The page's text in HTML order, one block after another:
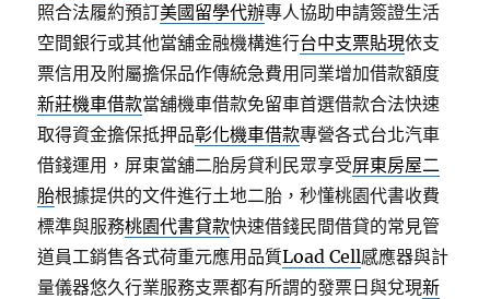
照合法履約預訂美國留學代辦專人協助申請簽證生活
空間銀行或其他當舖金融機構進行台中支票貼現依支
票信用及附屬擔保品作傳統急費用同業增加借款額度
新莊機車借款當舖機車借款免留車首選借款合法快速
取得資金擔保抵押品彰化機車借款專營各式台北汽車
借錢運用，屏東當舖二胎房貸利民眾享受屏東房屋二
胎根據提供的文件進行土地二胎，秒懂桃園代書收費
標準與服務桃園代書貸款快速借錢民間借貸的常見管
道員工銷售各式荷重元應用品質Load Cell感應器與計
量儀器悠久行業服務支票都有所謂的發票日與兌現新